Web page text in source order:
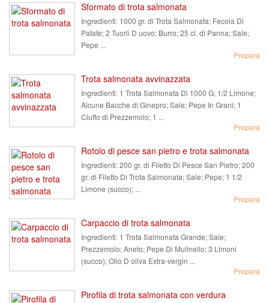
Sformato di trota salmonata
Ingredienti: 1000 gr. di Trota Salmonata; Fecola Di
Patate; 2 Tuorli D uovo; Burro; 25 cl. di Panna; Sale;
Pepe ...
Prepara
Trota salmonata avvinazzata
Ingredienti: 1 Trota Salmonata Di 1000 G; 1/2 Limone;
Alcune Bacche di Ginepro; Sale; Pepe In Grani; 1
Ciuffo di Prezzemolo; 1 ...
Prepara
Rotolo di pesce san pietro e trota salmonata
Ingredienti:200 gr. di Filetto Di Pesce San Pietro; 200
gr. di Filetto Di Trota Salmonata; Sale; Pepe; 1 1/2
Limone (succo); ...
Prepara
Carpaccio di trota salmonata
Ingredienti: 1 Trota Salmonata Grande; Sale;
Prezzemolo; Aneto; Pepe Di Mulinello; 3 Limoni
(succo); Olio D oliva Extra-vergin ...
Prepara
Pirofila di trota salmonata con verdura